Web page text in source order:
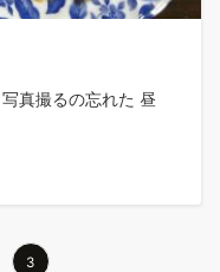
真撮るの忘れた 昼
3